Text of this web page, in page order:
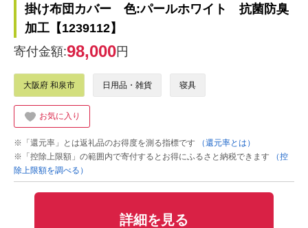
掛け布団カバー 色:パールホワイト 抗菌防臭
加工【1239112】
寄付金額:98,000円
大阪府 和泉市 日用品・雑貨 寝具
お気に入り
※「還元率」とは返礼品のお得度を測る指標です
（還元率とは）
※「控除上限額」の範囲内で寄付するとお得にふるさと納税できます
（控
除上限額を調べる）
詳細を見る